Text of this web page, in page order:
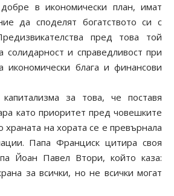
в икономически план, имат
да споделят богатството си с
пред това той
солидарност и справедливост при
икономически блага и финансови
капитализма за това, че поставя
като приоритет пред човешките
на хората се е превърнала
Папа Франциск цитира своя
Йоан Павел Втори, който каза:
за всички, но не всички могат